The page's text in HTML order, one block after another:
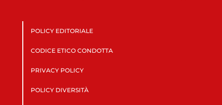
POLICY EDITORIALE
CODICE ETICO CONDOTTA
PRIVACY POLICY
POLICY DIVERSITÀ